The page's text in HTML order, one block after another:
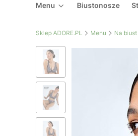
Menu Biustonosze
Sklep ADORE.PL Menu Na biust